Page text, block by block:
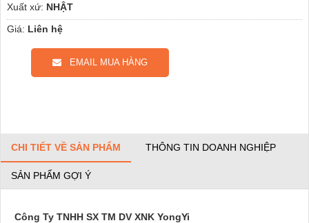
Xuất xứ: NHẬT
Giá: Liên hệ
EMAIL MUA HÀNG
CHI TIẾT VỀ SẢN PHẨM THÔNG TIN DOANH NGHIỆP
SẢN PHẨM GỢI Ý
Công Ty TNHH SX TM DV XNK YongYi